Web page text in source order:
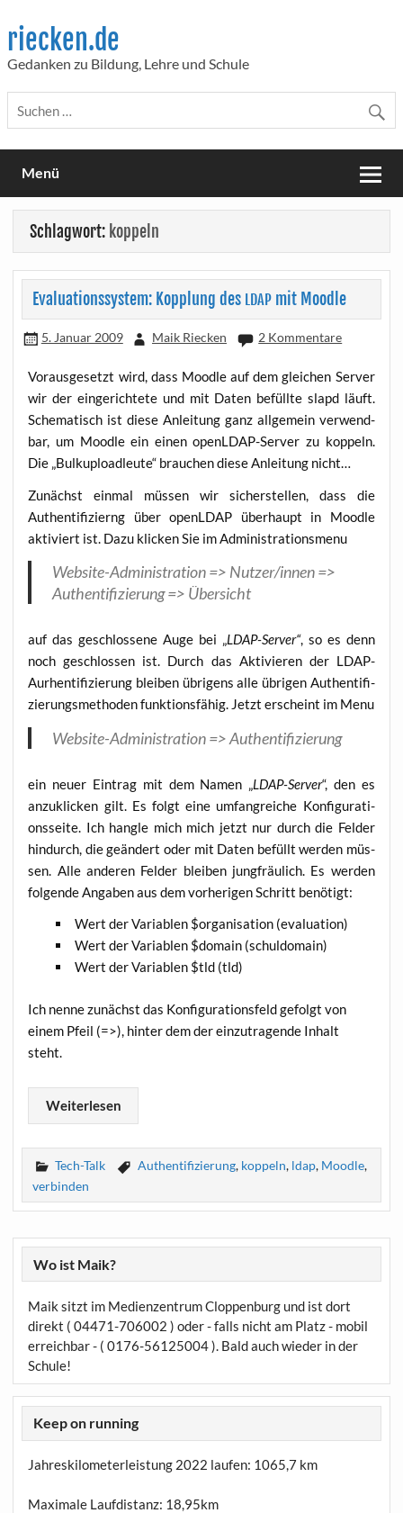
content
riecken.de
Gedanken zu Bildung, Lehre und Schule
Menü
Schlagwort: koppeln
Evaluationssystem: Kopplung des LDAPmit Moodle
5. Januar 2009 Maik Riecken 2 Kommentare
Vor­aus­ge­setzt wird, dass Mood­le auf dem glei­chen Ser­ver
wir der ein­ge­rich­te­te und mit Daten befüll­te slapd läuft.
Sche­ma­tisch ist die­se Anlei­tung ganz all­ge­mein ver­wend­
bar, um Mood­le ein einen openLDAP-Ser­ver zu kop­peln.
Die „Bul­ku­pload­leu­te“ brau­chen die­se Anlei­tung nicht…
Zunächst ein­mal müs­sen wir sicher­stel­len, dass die
Authen­ti­fi­zierng über openLDAP über­haupt in Mood­le
akti­viert ist. Dazu kli­cken Sie im Administrationsmenu
Web­site-Admi­nis­tra­ti­on => Nutzer/innen =>
Authen­ti­fi­zie­rung => Übersicht
auf das geschlos­se­ne Auge bei „LDAP-Ser­ver“, so es denn
noch geschlos­sen ist. Durch das Akti­vie­ren der LDAP-
Aurhen­ti­fi­zie­rung blei­ben übri­gens alle übri­gen Authen­ti­fi­
zie­rungs­me­tho­den funk­ti­ons­fä­hig. Jetzt erscheint im Menu
Web­site-Admi­nis­tra­ti­on => Authentifizierung
ein neu­er Ein­trag mit dem Namen „LDAP-Ser­ver“, den es
anzu­kli­cken gilt. Es folgt eine umfang­rei­che Kon­fi­gu­ra­ti­
ons­sei­te. Ich hang­le mich mich jetzt nur durch die Fel­der
hin­durch, die geän­dert oder mit Daten befüllt wer­den müs­
sen. Alle ande­ren Fel­der blei­ben jung­fräu­lich. Es wer­den
fol­gen­de Anga­ben aus dem vor­he­ri­gen Schritt benötigt:
Wert der Varia­blen $orga­ni­sa­ti­on (eva­lua­ti­on)
Wert der Varia­blen $domain (schul­do­main)
Wert der Varia­blen $tld (tld)
Ich nen­ne zunächst das Kon­fi­gu­ra­ti­ons­feld gefolgt von
einem Pfeil (=>), hin­ter dem der ein­zu­tra­gen­de Inhalt
steht.
Wei­ter­le­sen
Tech-Talk Authentifizierung, koppeln, ldap, Moodle,
verbinden
Wo ist Maik?
Maik sitzt im Medienzentrum Cloppenburg und ist dort
direkt ( 04471-706002 ) oder - falls nicht am Platz - mobil
erreichbar - ( 0176-56125004 ). Bald auch wieder in der
Schule!
Keep on running
Jahreskilometerleistung 2022 laufen: 1065,7 km
Maximale Laufdistanz: 18,95km